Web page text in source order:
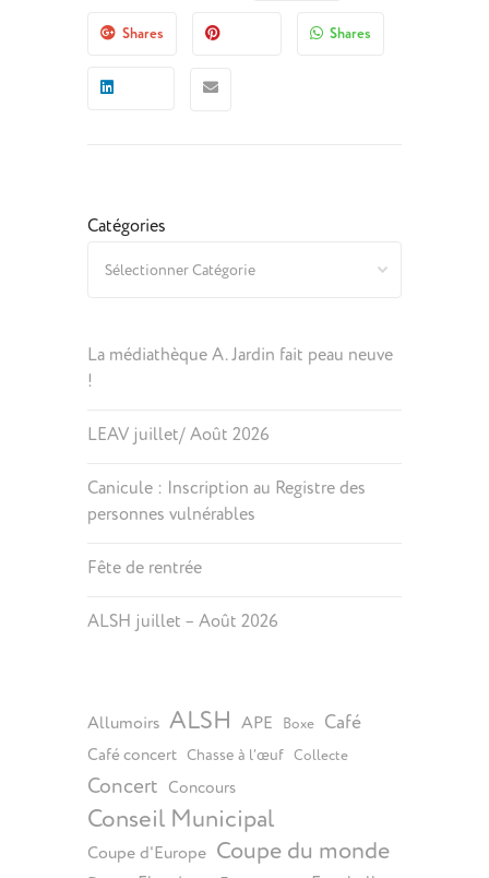
Shares Shares
Catégories
La médiathèque A. Jardin fait peau neuve
!
LEAV juillet/ Août 2026
Canicule : Inscription au Registre des
personnes vulnérables
Fête de rentrée
ALSH juillet – Août 2026
Allumoirs ALSH APE Boxe Café
Café concert Chasse à l’œuf Collecte
Concert Concours
Conseil Municipal
Coupe d'Europe Coupe du monde